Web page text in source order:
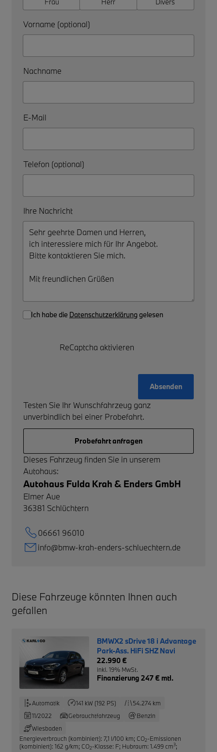
Vorname (optional)
Nachname
E-Mail
Telefon (optional)
Ihre Nachricht
Ich habe die Datenschutzerklärung gelesen
ReCaptcha aktivieren
Absenden
Testen Sie Ihr Wunschfahrzeug ganz
unverbindlich bei einer Probefahrt.
Probefahrt anfragen
Dieses Fahrzeug finden Sie in unserem
Autohaus:
Autohaus Fulda Krah & Enders GmbH
Elmer Aue
36381 Schlüchtern
06661 96010
info@bmw-krah-enders-schluechtern.de
Diese Fahrzeuge könnten Ihnen auch
gefallen
BMWX2 sDrive 18 i Advantage
Park-Ass. HiFi SHZ Navi
22.990 €
inkl. 19% MwSt.
Finanzierung 247 € mtl.
Automatik 141 kW (192 PS)
54.274 km
11/2022
Gebrauchtfahrzeug
Benzin
Wiesbaden
Energieverbrauch (kombiniert): 7,1 l/100 km; CO2-Emissionen
(kombiniert): 162 g/km; CO2-Klasse: F; Hubraum: 1.499 cm3;